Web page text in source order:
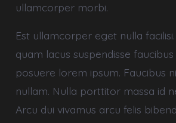
ullamcorper morbi.
Est ullamcorper eget nulla
quam lacus suspendisse
posuere lorem ipsum. Faucibus
nullam. Nulla porttitor massa id
Arcu dui vivamus arcu felis